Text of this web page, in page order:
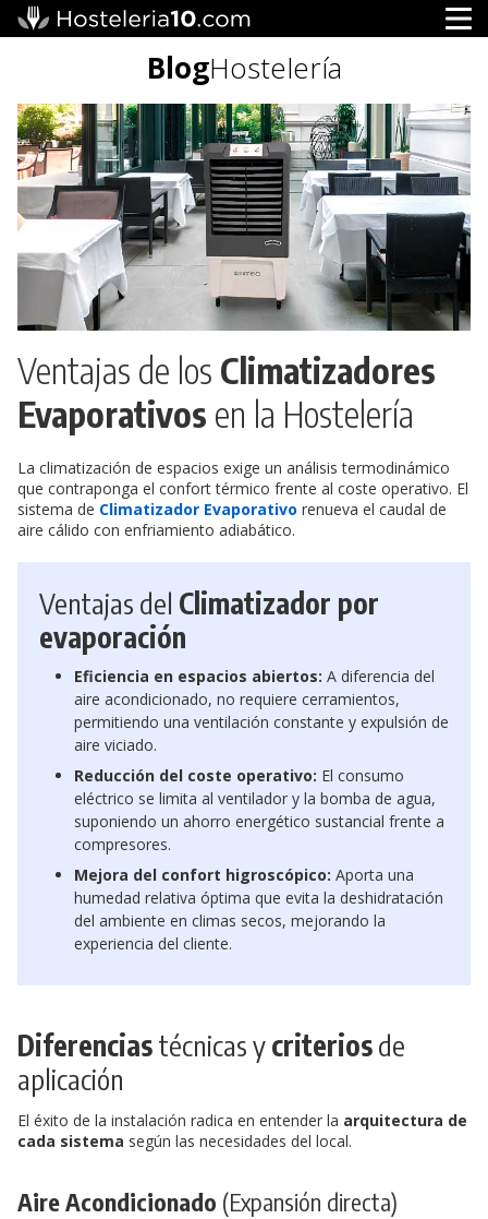
BlogHostelería
Ventajas de los Climatizadores
Evaporativos en la Hostelería
La climatización de espacios exige un análisis termodinámico
que contraponga el confort térmico frente al coste operativo. El
sistema de Climatizador Evaporativo renueva el caudal de
aire cálido con enfriamiento adiabático.
Ventajas del Climatizador por
evaporación
Eficiencia en espacios abiertos: A diferencia del
aire acondicionado, no requiere cerramientos,
permitiendo una ventilación constante y expulsión de
aire viciado.
Reducción del coste operativo: El consumo
eléctrico se limita al ventilador y la bomba de agua,
suponiendo un ahorro energético sustancial frente a
compresores.
Mejora del confort higroscópico: Aporta una
humedad relativa óptima que evita la deshidratación
del ambiente en climas secos, mejorando la
experiencia del cliente.
Diferenciastécnicas ycriteriosde
aplicación
El éxito de la instalación radica en entender la arquitectura de
cada sistema según las necesidades del local.
Aire Acondicionado (Expansión directa)